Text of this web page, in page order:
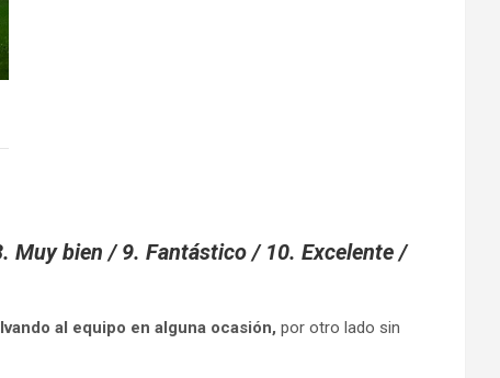
Muy bien / 9. Fantástico / 10. Excelente /
al equipo en alguna ocasión, por otro lado sin